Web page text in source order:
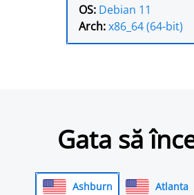
OS: Debian 11
Arch: x86_64 (64-bit)
Gata să
Ashburn Atlanta